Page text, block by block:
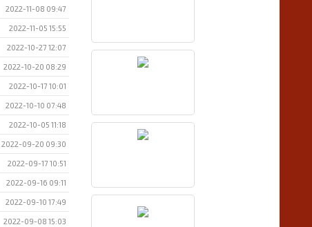
2022-11-08 09:47
2022-11-05 15:55
2022-10-27 12:07
2022-10-20 08:29
2022-10-17 10:01
2022-10-10 07:48
2022-10-05 11:18
2022-09-20 09:30
2022-09-17 10:51
2022-09-16 09:11
2022-09-10 17:49
2022-09-08 15:03